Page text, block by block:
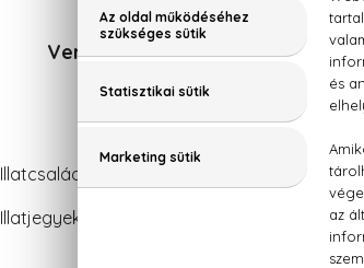
Versace Crystal Noir Szett -
Illatcsalád: Orientális-virágos
Illatjegyek: Fekete ribizli, fekete füge, ibolya,